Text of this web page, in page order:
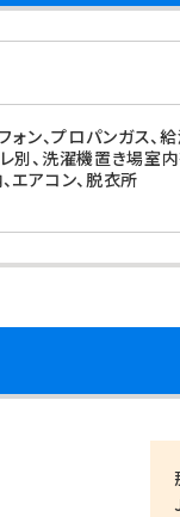
ン、プロパンガス、
別、洗濯機置き場室
エアコン、脱衣所